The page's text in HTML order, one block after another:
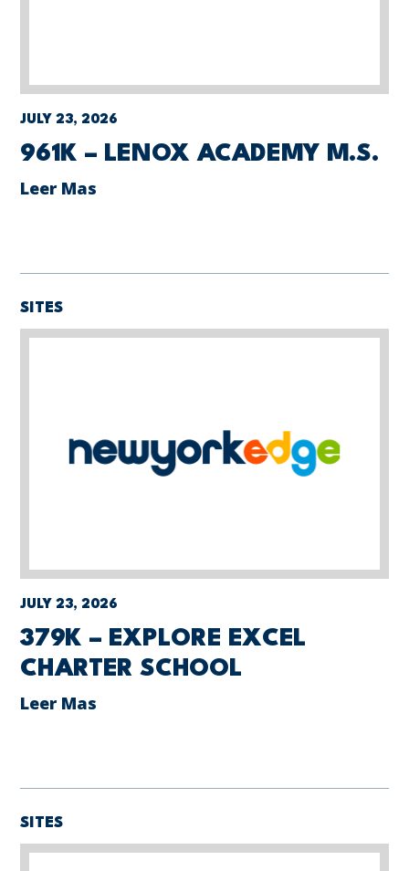
JULY 23, 2026
961K – LENOX ACADEMY M.S.
Leer Mas
SITES
JULY 23, 2026
379K – EXPLORE EXCEL
CHARTER SCHOOL
Leer Mas
SITES